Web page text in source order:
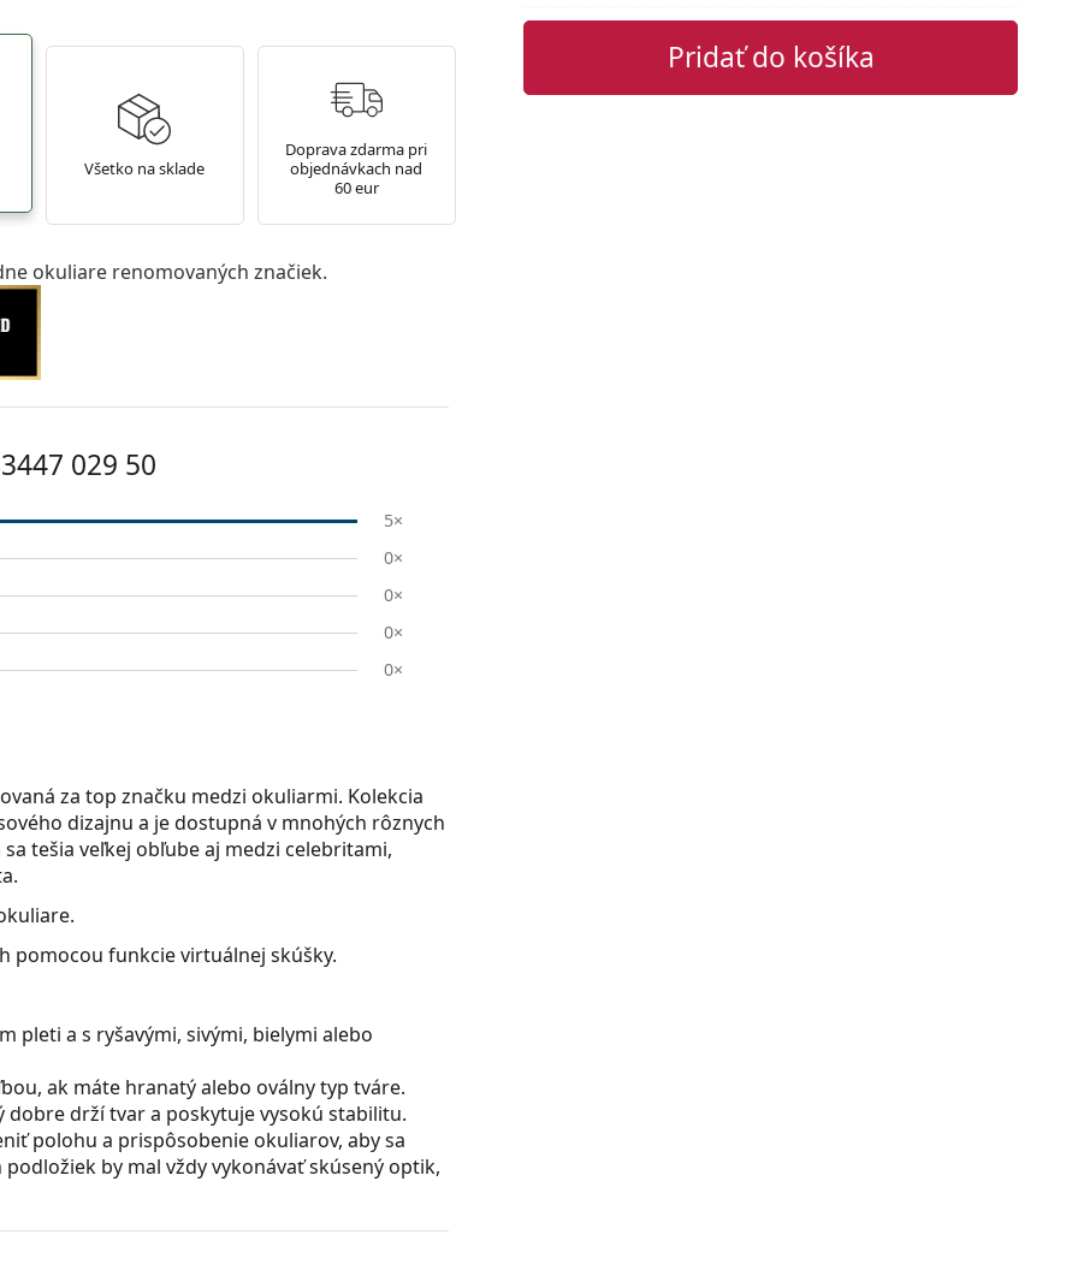
Pridať do košíka
Všetko na sklade
Doprava zdarma pri
objednávkach nad
60 eur
okuliare renomovaných značiek.
029 50
5×
0×
0×
0×
0×
za top značku medzi okuliarmi. Kolekcia
dizajnu a je dostupná v mnohých rôznych
tešia veľkej obľube aj medzi celebritami,
pomocou funkcie virtuálnej skúšky.
pleti a s ryšavými, sivými, bielymi alebo
ak máte hranatý alebo oválny typ tváre.
dobre drží tvar a poskytuje vysokú stabilitu.
polohu a prispôsobenie okuliarov, aby sa
by mal vždy vykonávať skúsený optik,
skvelá pre oči, pretože neovplyvňujú kontrast